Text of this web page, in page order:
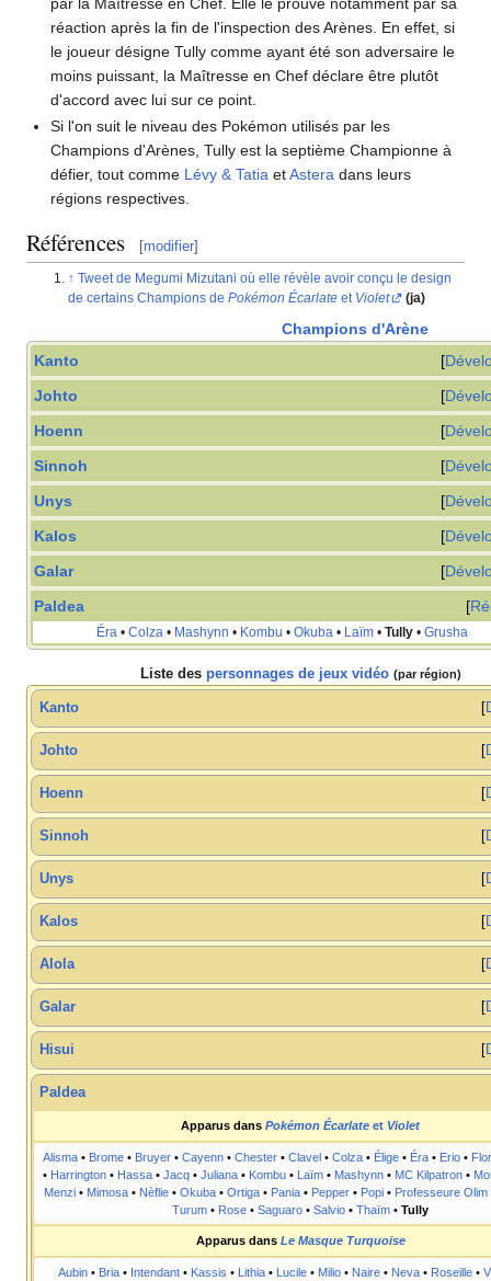
par la Maîtresse en Chef. Elle le prouve notamment par sa
réaction après la fin de l'inspection des Arènes. En effet, si
le joueur désigne Tully comme ayant été son adversaire le
moins puissant, la Maîtresse en Chef déclare être plutôt
d'accord avec lui sur ce point.
Si l'on suit le niveau des Pokémon utilisés par les
Champions d'Arènes, Tully est la septième Championne à
défier, tout comme Lévy & Tatia etAstera dans leurs
régions respectives.
Références [modifier]
Tweet de Megumi Mizutani où elle révèle avoir conçu le design
de certains Champions dePokémon Écarlate et Violet (ja)
Champions d'Arène
Kanto
Johto
Hoenn
Sinnoh
Unys
Kalos
Galar
Paldea
Éra• Colza• Mashynn • Kombu • Okuba• Laïm• Tully• Grusha
Liste des personnages de jeux vidéo (par région)
Kanto
Johto
Hoenn
Sinnoh
Unys
Kalos
Alola
Galar
Hisui
Paldea
Apparus dans Pokémon Écarlate et Violet
Alisma• Brome• Bruyer• Cayenn• Chester• Clavel• Colza• Élige• Éra• Erio•
• Harrington • Hassa • Jacq • Juliana • Kombu • Laïm • Mashynn • MC Kilpatron •
Menzi• Mimosa• Nèflie• Okuba• Ortiga• Pania• Pepper• Popi• Professeure Olim
Turum • Rose • Saguaro • Salvio • Thaïm • Tully
Apparus dans Le Masque Turquoise
Aubin • Bria • Intendant • Kassis • Lithia • Lucile • Milio • Naire • Neva • Roseille •